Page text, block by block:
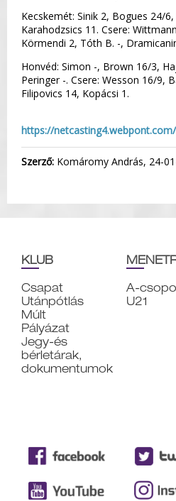
Kecskemét: Sinik 2, Bogues 24/
Karahodzsics 11. Csere:
Körmendi 2, Tóth B. -,
Honvéd: Simon -, Brown 16/3,
Peringer -. Csere: Wesson 16/9,
Filipovics 14, Kopácsi 1.
https://netcasting4.webpont.com/
Szerző: Komáromy András, 24-
KLUB
Csapat
Utánpótlás
Múlt
Pályázat
Jegy-és
bérletárak,
dokumentumok
A-
U21